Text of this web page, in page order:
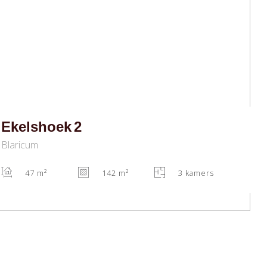
Ekelshoek2
Blaricum
47 m² 142 m² 3 kamers